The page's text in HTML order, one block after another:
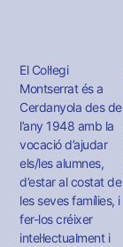
El Col·legi
Montserrat és a
Cerdanyola des de
l’any 1948 amb la
vocació d’ajudar
els/les alumnes,
d’estar al costat de
les seves famílies, i
fer-los créixer
intel·lectualment i